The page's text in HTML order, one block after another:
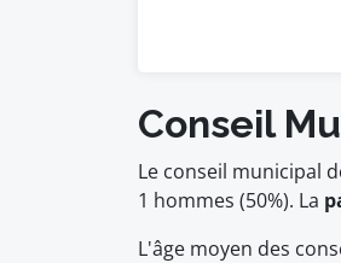
Conseil
Le conseil municipal
1 hommes (50%). La
L'âge moyen des